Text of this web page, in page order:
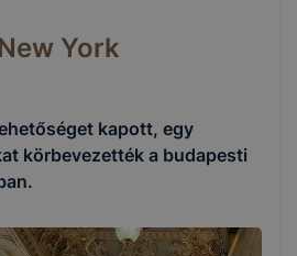
York
kapott, egy
körbevezették a budapesti